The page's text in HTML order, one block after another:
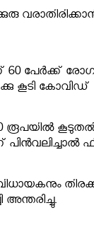
60 പേർക്ക്
കൂടി കോവിഡ്
രൂപയിൽ
പിൻവലിച്ചാൽ
അന്തരിച്ചു.